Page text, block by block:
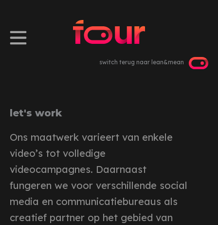
de
switch terug naar lean&mean
let's work
Ons maatwerk varieert van enkele
video’s tot volledige
videocampagnes. Daarnaast
fungeren we voor verschillende social
media en communicatiebureaus als
creatief partner op het gebied van